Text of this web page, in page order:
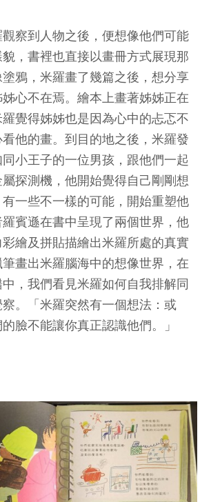
察到人物之後，便想像他們可能
，書裡也直接以畫冊方式展現那
鴉，米羅畫了幾篇之後，想分享
心不在焉。繪本上畫著姊姊正在
覺得姊姊也是因為心中的忐忑不
他的畫。到目的地之後，米羅發
小王子的一位男孩，跟他們一起
探測機，他開始覺得自己剛剛想
一些不一樣的可能，開始重塑他
賓遜在書中呈現了兩個世界，他
繪及拼貼描繪出米羅所處的真實
畫出米羅腦海中的想像世界，在
，我們看見米羅如何自我排解同
。「米羅突然有一個想法：或
臉不能讓你真正認識他們。」